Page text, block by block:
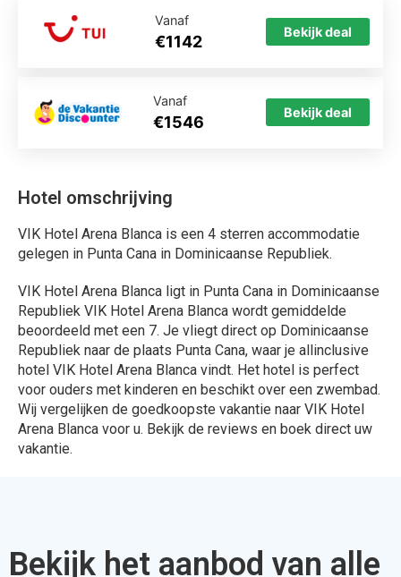
Hotel omschrijving
VIK Hotel Arena Blanca is een 4 sterren accommodatie
gelegen in Punta Cana in Dominicaanse Republiek.
VIK Hotel Arena Blanca ligt in Punta Cana in Dominicaanse
Republiek VIK Hotel Arena Blanca wordt gemiddelde
beoordeeld met een 7. Je vliegt direct op Dominicaanse
Republiek naar de plaats Punta Cana, waar je allinclusive
hotel VIK Hotel Arena Blanca vindt. Het hotel is perfect
voor ouders met kinderen en beschikt over een zwembad.
Wij vergelijken de goedkoopste vakantie naar VIK Hotel
Arena Blanca voor u. Bekijk de reviews en boek direct uw
vakantie.
Vanaf
€1142 Bekijk deal
Vanaf
€1546 Bekijk deal
Bekijk het aanbod van alle